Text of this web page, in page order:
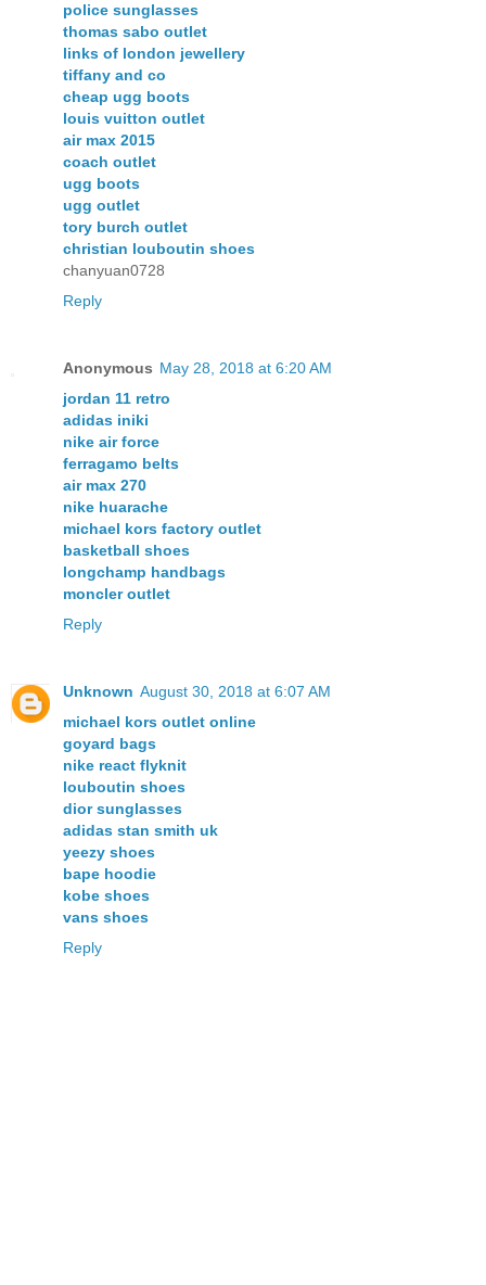
police sunglasses
thomas sabo outlet
links of london jewellery
tiffany and co
cheap ugg boots
louis vuitton outlet
air max 2015
coach outlet
ugg boots
ugg outlet
tory burch outlet
christian louboutin shoes
chanyuan0728
Reply
Anonymous May 28, 2018 at 6:20 AM
jordan 11 retro
adidas iniki
nike air force
ferragamo belts
air max 270
nike huarache
michael kors factory outlet
basketball shoes
longchamp handbags
moncler outlet
Reply
Unknown August 30, 2018 at 6:07 AM
michael kors outlet online
goyard bags
nike react flyknit
louboutin shoes
dior sunglasses
adidas stan smith uk
yeezy shoes
bape hoodie
kobe shoes
vans shoes
Reply